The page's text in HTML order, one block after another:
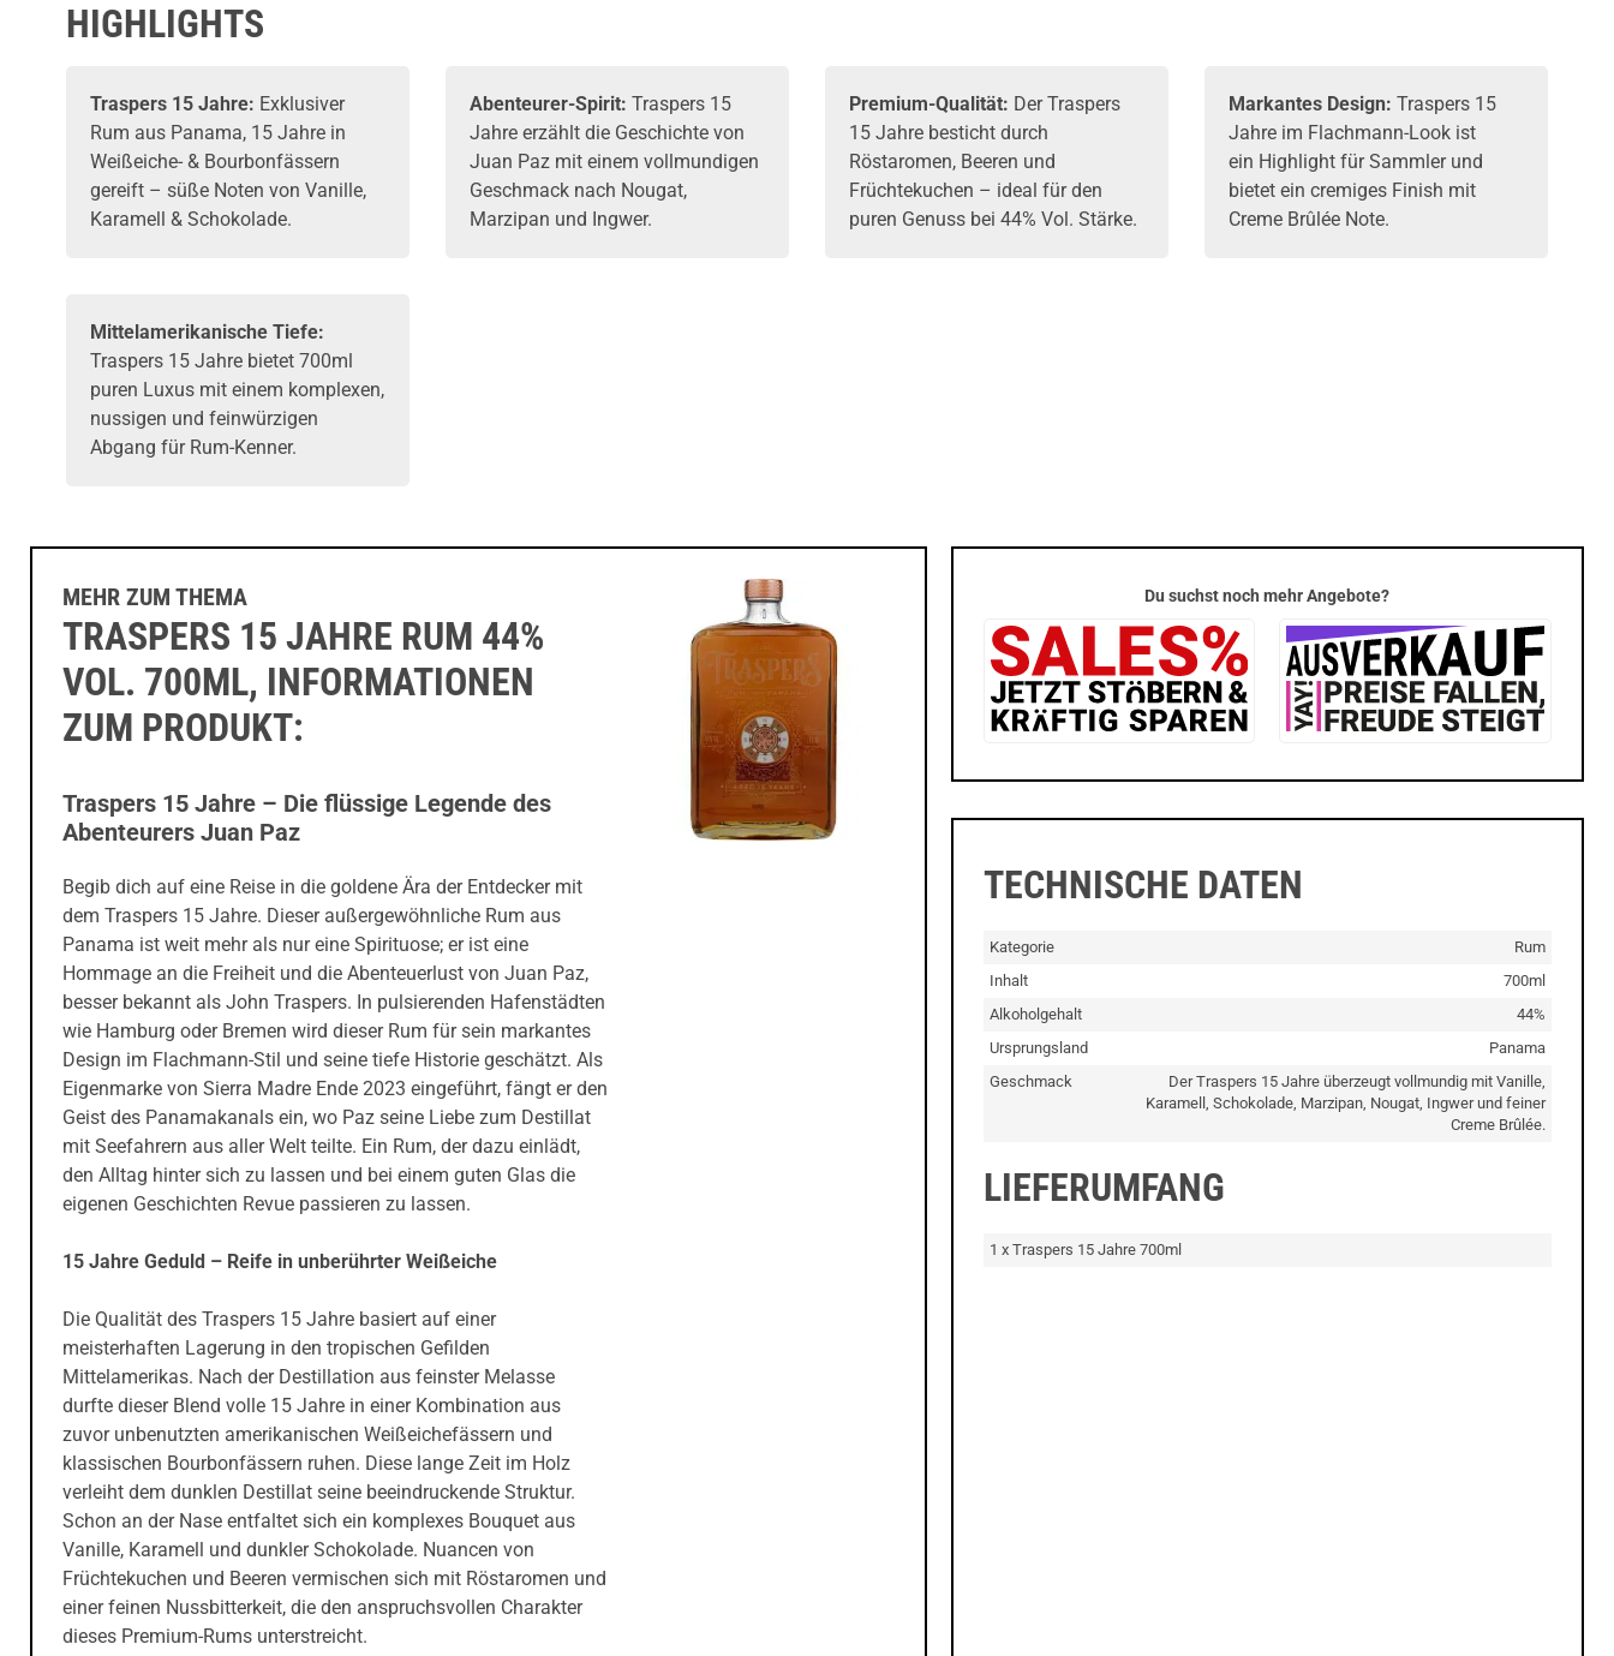
HIGHLIGHTS
Traspers 15 Jahre: Exklusiver
Rum aus Panama, 15 Jahre in
Weißeiche- & Bourbonfässern
gereift – süße Noten von Vanille,
Karamell & Schokolade.
Abenteurer-Spirit: Traspers 15
Jahre erzählt die Geschichte von
Juan Paz mit einem vollmundigen
Geschmack nach Nougat,
Marzipan und Ingwer.
Premium-Qualität: Der Traspers
15 Jahre besticht durch
Röstaromen, Beeren und
Früchtekuchen – ideal für den
puren Genuss bei 44% Vol. Stärke.
Markantes Design: Traspers 15
Jahre im Flachmann-Look ist
ein Highlight für Sammler und
bietet ein cremiges Finish mit
Creme Brûlée Note.
Mittelamerikanische Tiefe:
Traspers 15 Jahre bietet 700ml
puren Luxus mit einem komplexen,
nussigen und feinwürzigen
Abgang für Rum-Kenner.
MEHR ZUM THEMA
TRASPERS 15 JAHRE RUM 44%
VOL. 700ML, INFORMATIONEN
ZUM PRODUKT:
Traspers 15 Jahre – Die flüssige Legende des
Abenteurers Juan Paz
Begib dich auf eine Reise in die goldene Ära der Entdecker mit
dem Traspers 15 Jahre. Dieser außergewöhnliche Rum aus
Panama ist weit mehr als nur eine Spirituose; er ist eine
Hommage an die Freiheit und die Abenteuerlust von Juan Paz,
besser bekannt als John Traspers. In pulsierenden Hafenstädten
wie Hamburg oder Bremen wird dieser Rum für sein markantes
Design im Flachmann-Stil und seine tiefe Historie geschätzt. Als
Eigenmarke von Sierra Madre Ende 2023 eingeführt, fängt er den
Geist des Panamakanals ein, wo Paz seine Liebe zum Destillat
mit Seefahrern aus aller Welt teilte. Ein Rum, der dazu einlädt,
den Alltag hinter sich zu lassen und bei einem guten Glas die
eigenen Geschichten Revue passieren zu lassen.
15 Jahre Geduld – Reife in unberührter Weißeiche
Die Qualität des Traspers 15 Jahre basiert auf einer
meisterhaften Lagerung in den tropischen Gefilden
Mittelamerikas. Nach der Destillation aus feinster Melasse
durfte dieser Blend volle 15 Jahre in einer Kombination aus
zuvor unbenutzten amerikanischen Weißeichefässern und
klassischen Bourbonfässern ruhen. Diese lange Zeit im Holz
verleiht dem dunklen Destillat seine beeindruckende Struktur.
Schon an der Nase entfaltet sich ein komplexes Bouquet aus
Vanille, Karamell und dunkler Schokolade. Nuancen von
Früchtekuchen und Beeren vermischen sich mit Röstaromen und
einer feinen Nussbitterkeit, die den anspruchsvollen Charakter
dieses Premium-Rums unterstreicht.
Du suchst noch mehr Angebote?
TECHNISCHE DATEN
Kategorie
Rum
Inhalt
700ml
Alkoholgehalt
44%
Ursprungsland
Panama
Geschmack
Der Traspers 15 Jahre überzeugt vollmundig mit Vanille,
Karamell, Schokolade, Marzipan, Nougat, Ingwer und feiner
Creme Brûlée.
LIEFERUMFANG
1 x Traspers 15 Jahre 700ml